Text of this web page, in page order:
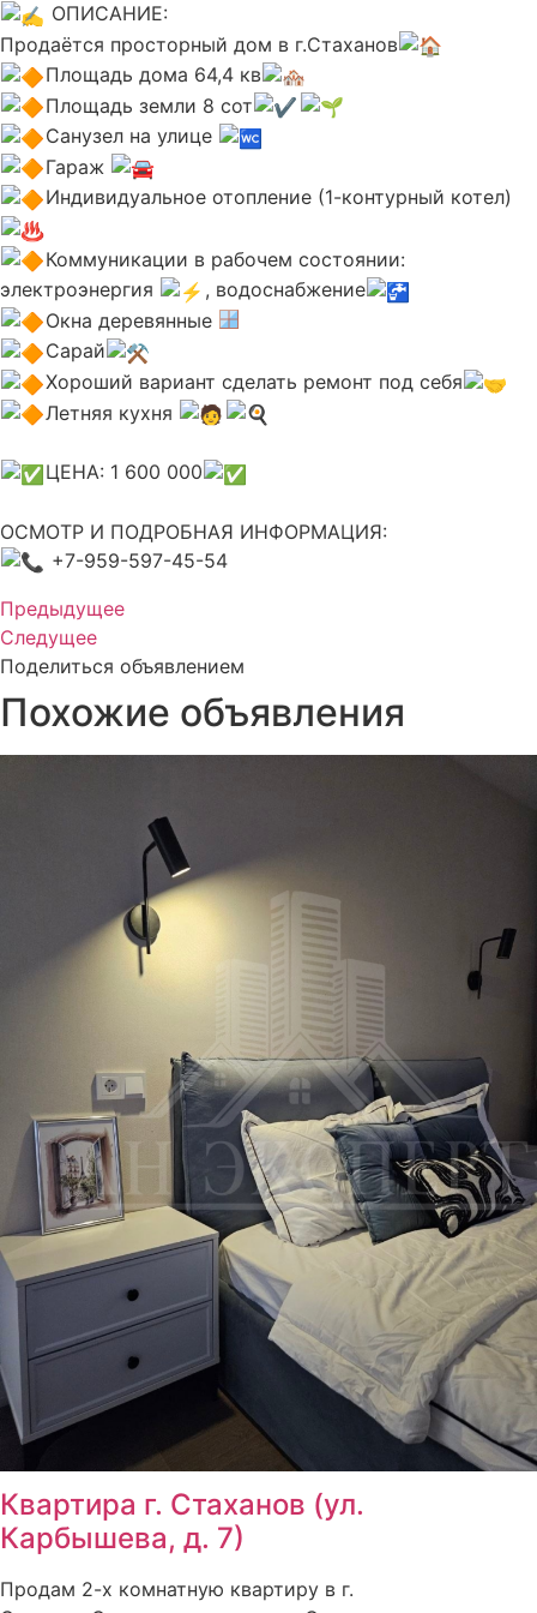
ОПИСАНИЕ:
Продаётся просторный дом в г.Стаханов
Площадь дома 64,4 кв
Площадь земли 8 сот
Санузел на улице
Гараж
Индивидуальное отопление (1-контурный котел)
Коммуникации в рабочем состоянии:
электроэнергия
️, водоснабжение
Окна деревянные
Сарай
Хороший вариант сделать ремонт под себя
Летняя кухня
ЦЕНА: 1 600 000
ОСМОТР И ПОДРОБНАЯ ИНФОРМАЦИЯ:
+7-959-597-45-54
Предыдущее
Следущее
Поделиться объявлением
Похожие объявления
Квартира г. Стаханов (ул.
Карбышева, д. 7)
Продам 2-х комнатную квартиру в г.